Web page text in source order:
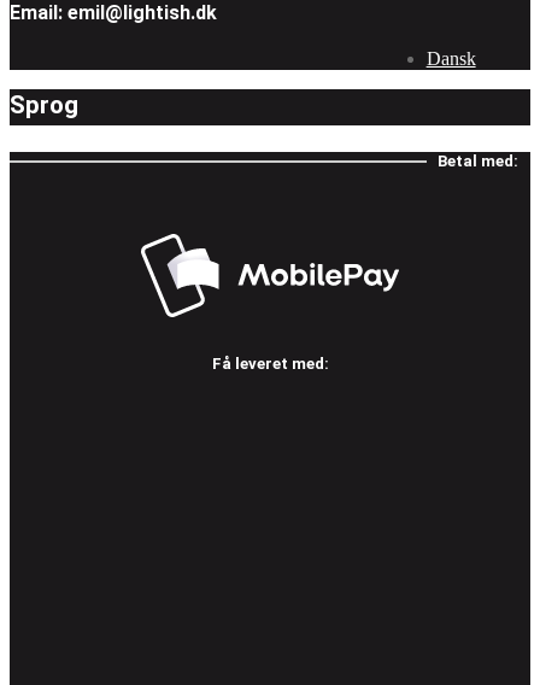
Email: emil@lightish.dk
Sprog
Dansk
Betal med:
Få leveret med: